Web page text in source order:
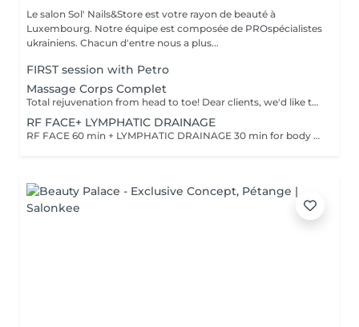
Le salon Sol' Nails&Store est votre rayon de beauté à
Luxembourg. Notre équipe est composée de PROspécialistes
ukrainiens. Chacun d'entre nous a plus...
FIRST session with Petro
Massage Corps Complet
Total rejuvenation from head to toe! Dear clients, we'd like to draw your attention to the fact that the actual massage time is indicated in parentheses next to the name of the massage. The duration list on the website includes time for room and client preparation. We strive to provide you with the highest quality and comfort. Thank you for your understanding. WHAT IS FULL BODY MASSAGE? It's a comprehensive massage that targets all major muscle groups, relieving stress, tension, and fatigue throughout the entire body. Using a combination of techniques, this treatment boosts circulation, relaxes the nervous system, and restores your natural energy balance. Ideal for those needing a full reset for both body and mind.
RF FACE+ LYMPHATIC DRAINAGE
RF FACE 60 min + LYMPHATIC DRAINAGE 30 min for body Your face lifts. Your body drains. Two systems working together to provide the full experience.